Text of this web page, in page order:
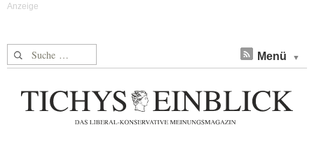
Suche nach: Menü